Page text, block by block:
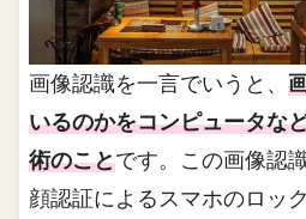
画像認識を一言でいうと、
いるのかをコンピュータな
術のことです。この画像認
顔認証によるスマホのロッ